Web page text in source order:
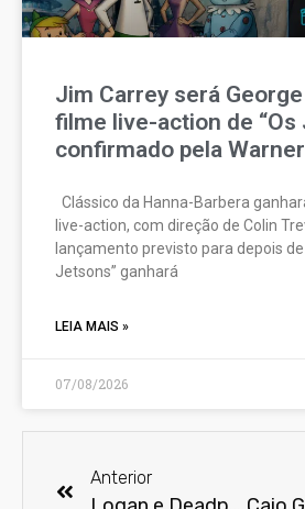
Jim Carrey será
filme live-action de “Os
confirmado pela
Clássico da Hanna-Barbera
live-action, com direção de Colin
lançamento previsto para depois de
Jetsons” ganhará
LEIA MAIS »
07/08/2026
Anterior